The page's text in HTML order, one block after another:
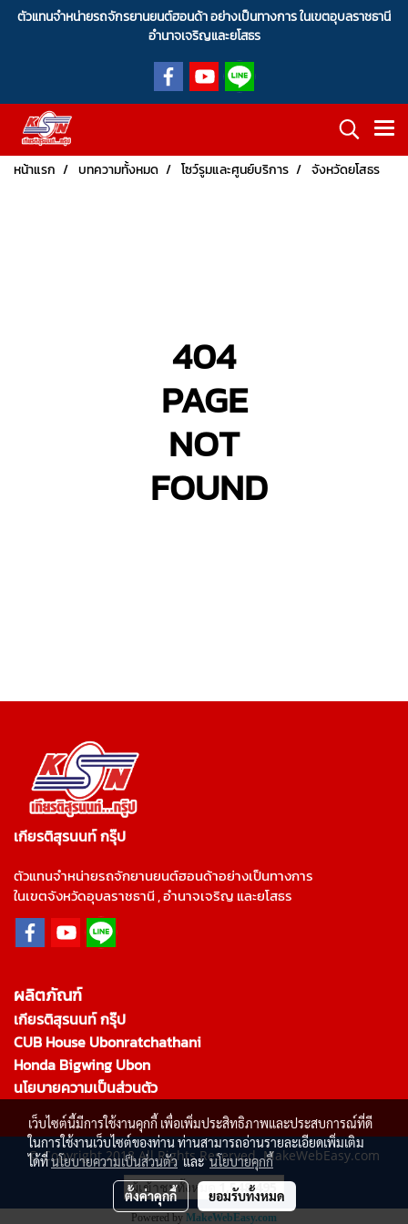
ตัวแทนจำหน่ายรถจักรยานยนต์ฮอนด้า อย่างเป็นทางการ ในเขตอุบลราชธานี
อำนาจเจริญและยโสธร
หน้าแรก บทความทั้งหมด โซว์รูมและศูนย์บริการ จังหวัดยโสธร
404
PAGE
NOT
FOUND
เกียรติสุรนนท์ กรุ๊ป
ตัวแทนจำหน่ายรถจักยานยนต์ฮอนด้าอย่างเป็นทางการ
ในเขตจังหวัดอุบลราชธานี , อำนาจเจริญ และยโสธร
ผลิตภัณฑ์
เกียรติสุรนนท์ กรุ๊ป
CUB House Ubonratchathani
Honda Bigwing Ubon
นโยบายความเป็นส่วนตัว
© Copyright 2018 All Rights Reserved. MakeWebEasy.com
ผู้เข้าชมทั้งหมด1,548,495
Powered by MakeWebEasy.com
เว็บไซต์นี้มีการใช้งานคุกกี้ เพื่อเพิ่มประสิทธิภาพและประสบการณ์ที่ดี
ในการใช้งานเว็บไซต์ของท่าน ท่านสามารถอ่านรายละเอียดเพิ่มเติม
ได้ที่นโยบายความเป็นส่วนตัวและนโยบายคุกกี้
ตั้งค่าคุกกี้ ยอมรับทั้งหมด